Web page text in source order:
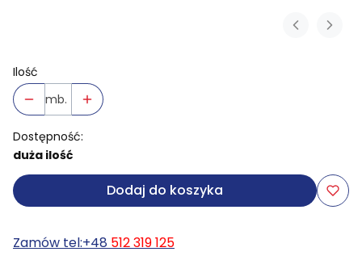
Ilość
mb.
Dostępność:
duża ilość
Dodaj do koszyka
Zamów tel:+48 512 319 125